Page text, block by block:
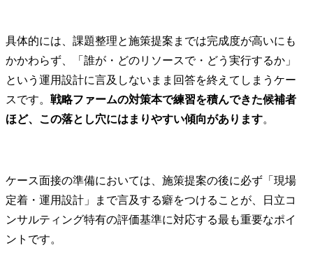
具体的には、課題整理と施策提案までは完成度が高いにも
かかわらず、「誰が・どのリソースで・どう実行するか」
という運用設計に言及しないまま回答を終えてしまうケー
スです。 戦略ファームの対策本で練習を積んできた候補者
ほど、この落とし穴にはまりやすい傾向があります。
ケース面接の準備においては、施策提案の後に必ず「現場
定着・運用設計」まで言及する癖をつけることが、日立コ
ンサルティング特有の評価基準に対応する最も重要なポイ
ントです。